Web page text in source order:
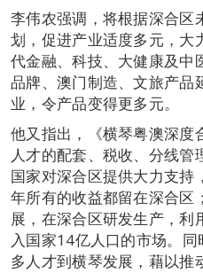
李伟农强调，将根据深合区
划，促进产业适度多元，大
代金融、科技、大健康及中
品牌、澳门制造、文旅产品
业，令产品变得更多元。
他又指出，《横琴粤澳深度
人才的配套、税收、分线
国家对深合区提供大力支
年所有的收益都留在深合区
展，在深合区研发生产，
入国家14亿人口的市场。
多人才到横琴发展，藉以推